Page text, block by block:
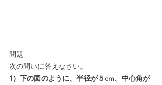
問題
次の問いに答えなさい。
1）下の図のように、半径が５cm、中心角が